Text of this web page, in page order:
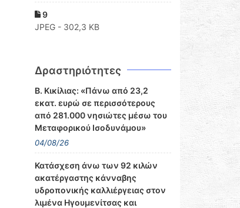
9
JPEG - 302,3 KB
Δραστηριότητες
Β. Κικίλιας: «Πάνω από 23,2
εκατ. ευρώ σε περισσότερους
από 281.000 νησιώτες μέσω του
Μεταφορικού Ισοδυνάμου»
04/08/26
Κατάσχεση άνω των 92 κιλών
ακατέργαστης κάνναβης
υδροπονικής καλλιέργειας στον
λιμένα Ηγουμενίτσας και